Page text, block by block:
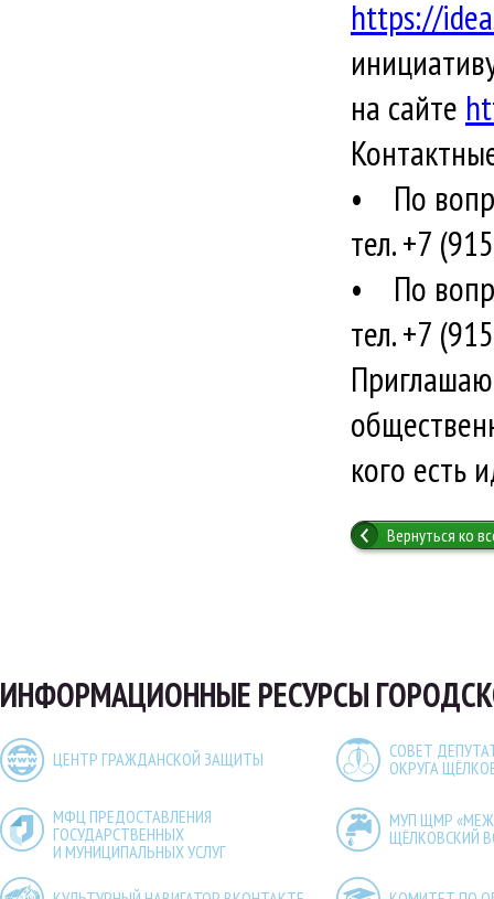
https://
на сайте
• По
тел. +7
• По
тел. +7
кого есть
Вернуться ко
ИНФОРМАЦИОННЫЕ РЕСУРСЫ
ЦЕНТР ГРАЖДАНСКОЙ ЗАЩИТЫ
СОВЕТ
ОКРУГА
МФЦ ПРЕДОСТАВЛЕНИЯ
ГОСУДАРСТВЕННЫХ
И МУНИЦИПАЛЬНЫХ УСЛУГ
МУП ЩМР
ЩЁЛКОВСКИЙ